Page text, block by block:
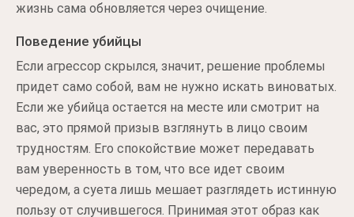
жизнь сама обновляется через очищение.
Поведение убийцы
Если агрессор скрылся, значит, решение проблемы
придет само собой, вам не нужно искать виноватых.
Если же убийца остается на месте или смотрит на
вас, это прямой призыв взглянуть в лицо своим
трудностям. Его спокойствие может передавать
вам уверенность в том, что все идет своим
чередом, а суета лишь мешает разглядеть истинную
пользу от случившегося. Принимая этот образ как